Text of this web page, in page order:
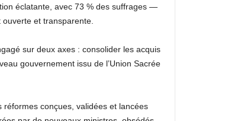
éclatante, avec 73 % des suffrages —
et transparente.
sur deux axes : consolider les acquis
gouvernement issu de l’Union Sacrée
conçues, validées et lancées